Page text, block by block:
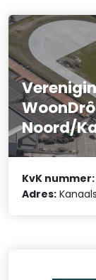
Noord/
KvK nummer:
Adres: